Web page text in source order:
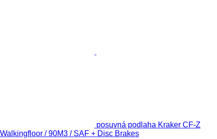
posuvná podlaha Kraker CF-Z
Walkingfloor / 90M3 / SAF + Disc Brakes